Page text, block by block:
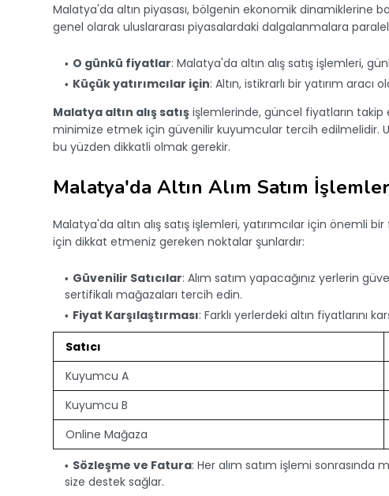
Malatya'da altın piyasası, bölgenin ekonomik dinamiklerine
genel olarak uluslararası piyasalardaki dalgalanmalara
O günkü fiyatlar: Malatya'da altın alış satış işlemleri,
Küçük yatırımcılar için: Altın, istikrarlı bir yatırım aracı
Malatya altın alış satış işlemlerinde, güncel fiyatların takip
minimize etmek için güvenilir kuyumcular tercih edilmelidir.
bu yüzden dikkatli olmak gerekir.
Malatya'da Altın Alım Satım
Malatya'da altın alış satış işlemleri, yatırımcılar için önemli
için dikkat etmeniz gereken noktalar şunlardır:
Güvenilir Satıcılar: Alım satım yapacağınız yerlerin
sertifikalı mağazaları tercih edin.
Fiyat Karşılaştırması: Farklı yerlerdeki altın fiyatlarını
Satıcı
Kuyumcu A
Kuyumcu B
Online Mağaza
Sözleşme ve Fatura: Her alım satım işlemi sonrasında
size destek sağlar.